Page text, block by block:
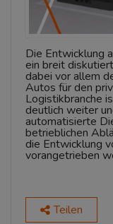
Die Entwicklung
ein breit
dabei vor allem
Autos für den
Logistikbranche
deutlich weiter
automatisierte
betrieblichen
die Entwicklung
vorangetrieben
Teilen